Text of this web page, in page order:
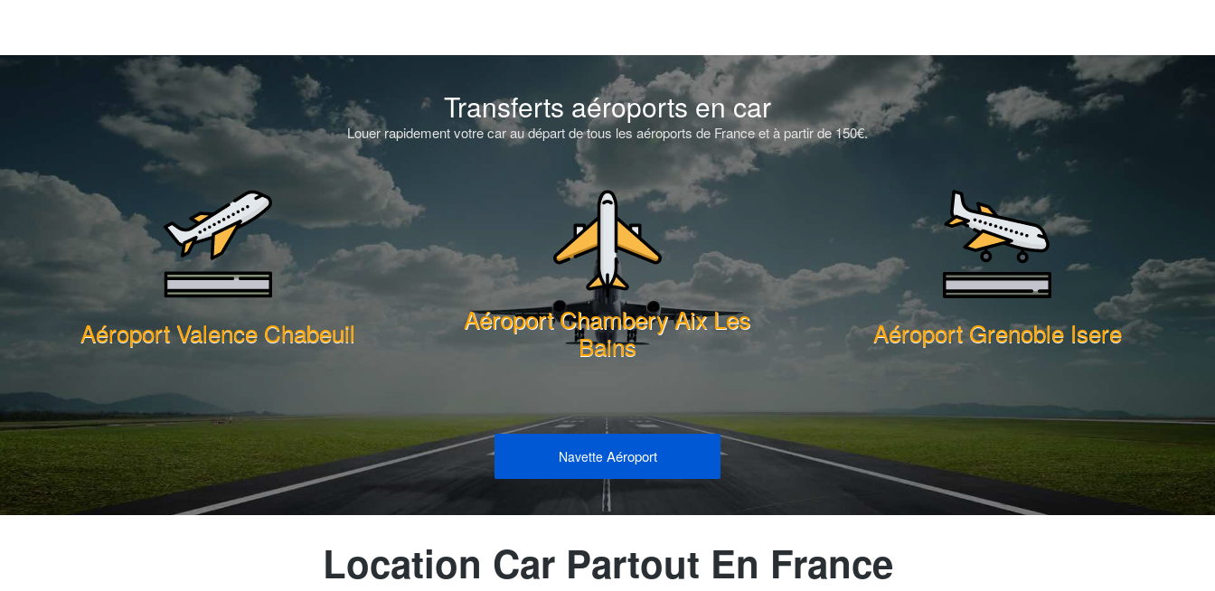
Transferts aéroports en car
Louer rapidement votre car au départ de tous les aéroports de France et à partir de 150€.
Aéroport Valence Chabeuil
Aéroport Chambery Aix Les
Bains
Aéroport Grenoble Isere
Navette Aéroport
Location Car Partout En France